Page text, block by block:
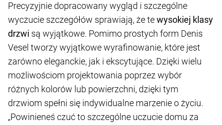
Precyzyjnie dopracowany wygląd i szczególne
wyczucie szczegółów sprawiają, że tewysokiej klasy
drzwi są wyjątkowe. Pomimo prostych form Denis
Vesel tworzy wyjątkowe wyrafinowanie, które jest
zarówno eleganckie, jak i ekscytujące. Dzięki wielu
możliwościom projektowania poprzez wybór
różnych kolorów lub powierzchni, dzięki tym
drzwiom spełni się indywidualne marzenie o życiu.
„Powinieneś czuć to szczególne uczucie domu za